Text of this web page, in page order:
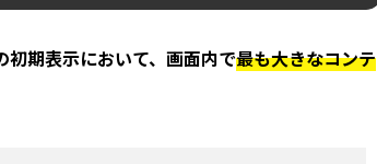
初期表示において、画面内で最も大きなコンテ